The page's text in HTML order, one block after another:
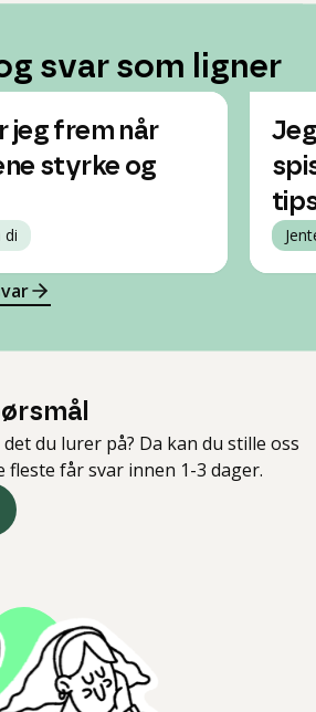
svar som ligner
jeg frem når
styrke og
di
du lurer på? Da kan du stille oss
fleste får svar innen 1-3 dager.